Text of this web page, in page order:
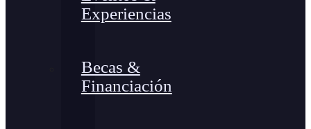
Experiencias
Becas &
Financiación